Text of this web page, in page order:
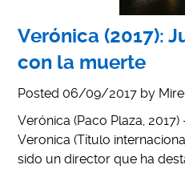
Verónica (2017):
con la muerte
Posted 06/09/2017 by
Verónica (Paco Plaza, 2017)
Veronica (Título
sido un director que ha